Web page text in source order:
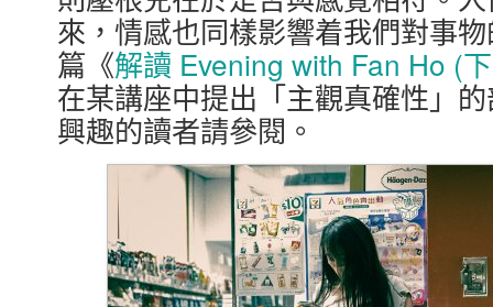
來，情感也同樣影響着我們對事
篇《解讀 Evening with Fan Ho (
在某講座中提出「主觀真確性」
興趣的讀者請參閱。